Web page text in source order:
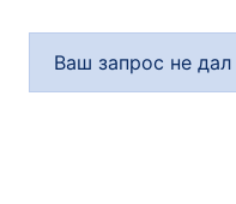
Ваш запрос не дал